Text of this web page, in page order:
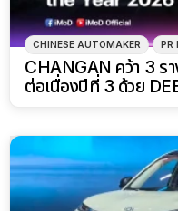
CHINESE AUTOMAKER PR
CHANGAN คว้า 3 ร
ต่อเนื่องปีที่ 3 ด้วย